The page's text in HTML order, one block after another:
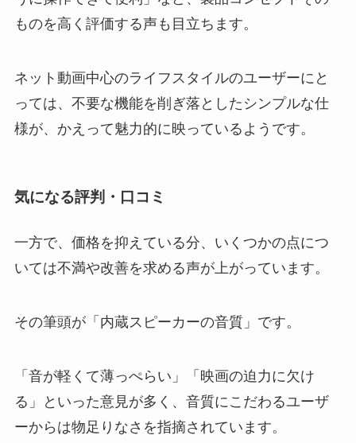
ものを高く評価する声も目立ちます。
ネット動画中心のライフスタイルのユーザーにと
っては、不要な機能を削ぎ落としたシンプルな仕
様が、かえって魅力的に映っているようです。
気になる評判・口コミ
一方で、価格を抑えている分、いくつかの点につ
いては不満や改善を求める声が上がっています。
その筆頭が「内蔵スピーカーの音質」です。
「音が軽くて薄っぺらい」「映画の迫力に欠け
る」といった意見が多く、音質にこだわるユーザ
ーからは物足りなさを指摘されています。